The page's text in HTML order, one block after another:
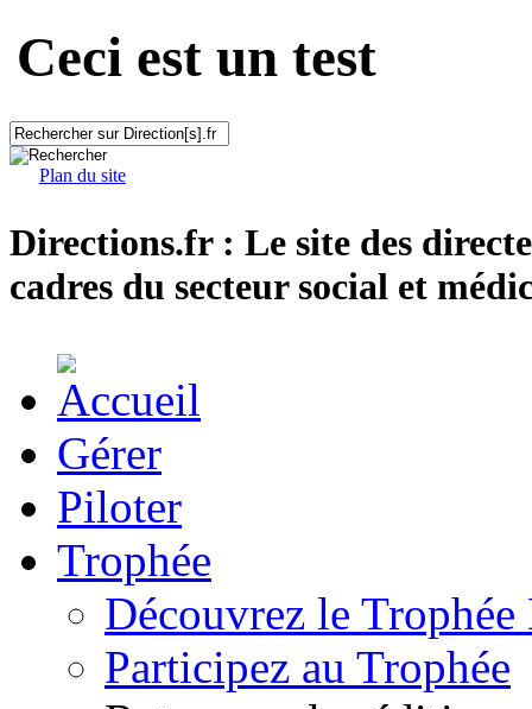
Ceci est un test
Plan du site
Directions.fr : Le site des
cadres du secteur social et
Gérer
Piloter
Trophée
Découvrez le
Participez au Trophée